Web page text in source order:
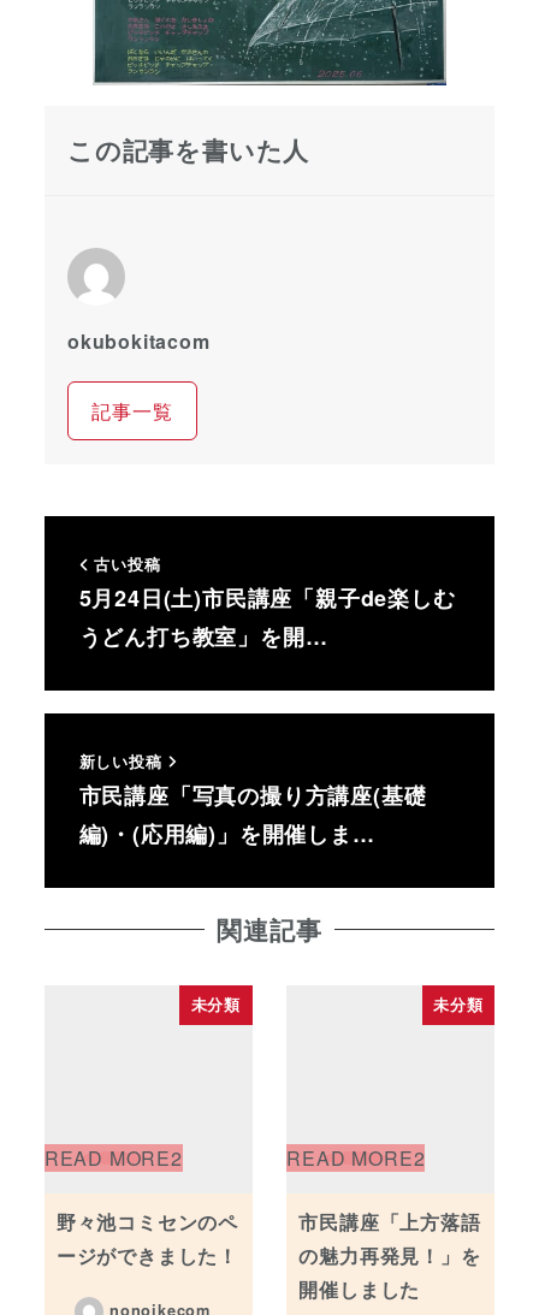
この記事を書いた人
okubokitacom
記事一覧
古い投稿
5月24日(土)市民講座「親子de楽しむ
うどん打ち教室」を開…
新しい投稿
市民講座「写真の撮り方講座(基礎
編)・(応用編)」を開催しま…
関連記事
未分類
野々池コミセンのペ
ージができました！
nonoikecom
未分類
市民講座「上方落語
の魅力再発見！」を
開催しました